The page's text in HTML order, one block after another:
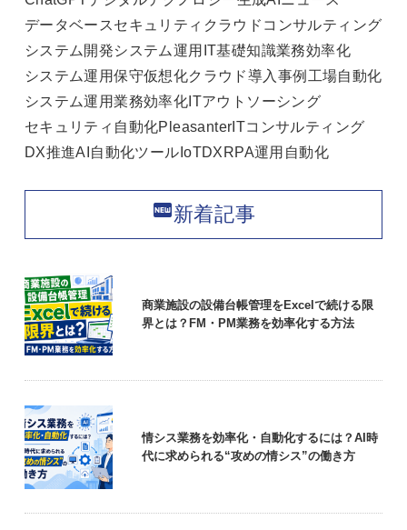
データベースセキュリティ クラウド コンサルティング
システム開発システム運用 IT基礎知識業務効率化
システム運用保守仮想化クラウド導入事例 工場自動化
システム運用業務効率化 ITアウトソーシング
セキュリティ 自動化Pleasanter ITコンサルティング
DX推進AI 自動化ツール IoTDX RPA運用自動化
fiber_new新着記事
商業施設の設備台帳管理をExcelで続ける限
界とは？FM・PM業務を効率化する方法
情シス業務を効率化・自動化するには？AI時
代に求められる“攻めの情シス”の働き方